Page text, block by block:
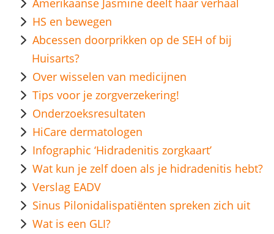
Amerikaanse Jasmine deelt haar verhaal
HS en bewegen
Abcessen doorprikken op de SEH of bij
Huisarts?
Over wisselen van medicijnen
Tips voor je zorgverzekering!
Onderzoeksresultaten
HiCare dermatologen
Infographic ‘Hidradenitis zorgkaart’
Wat kun je zelf doen als je hidradenitis hebt?
Verslag EADV
Sinus Pilonidalispatiënten spreken zich uit
Wat is een GLI?